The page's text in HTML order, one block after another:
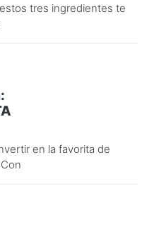
tres ingredientes te
en la favorita de